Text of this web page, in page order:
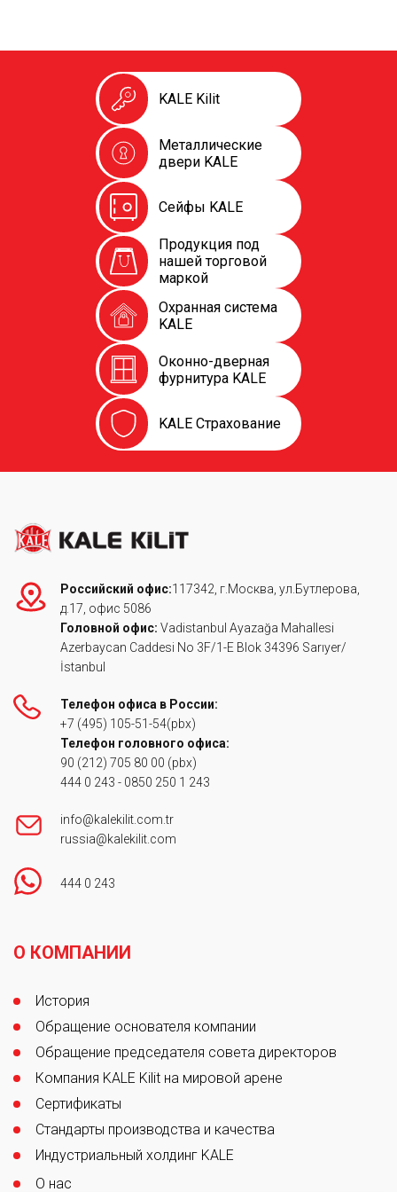
KALE Kilit
Металлические
двери KALE
Сейфы KALE
Продукция под
нашей торговой
маркой
Охранная система
KALE
Оконно-дверная
фурнитура KALE
KALE Страхование
Российский офис:117342, г.Москва, ул.Бутлерова,
д.17, офис 5086
Головной офис: Vadistanbul Ayazağa Mahallesi
Azerbaycan Caddesi No 3F/1-E Blok 34396 Sarıyer/
İstanbul
Телефон офиса в России:
+7 (495) 105-51-54(pbx)
Телефон головного офиса:
90 (212) 705 80 00 (pbx)
444 0 243 - 0850 250 1 243
info@kalekilit.com.tr
russia@kalekilit.com
444 0 243
О КОМПАНИИ
История
Обращение основателя компании
Обращение председателя совета директоров
Компания KALE Kilit на мировой арене
Сертификаты
Стандарты производства и качества
Индустриальный холдинг KALE
О нас